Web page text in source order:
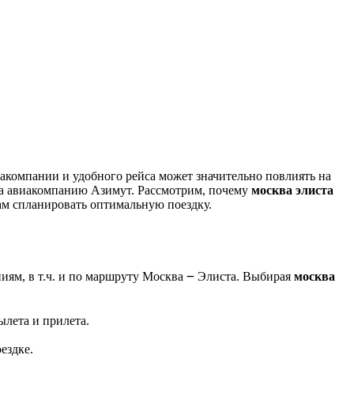
авиакомпанию Азимут. Рассмотрим, почему москва элиста
спланировать оптимальную поездку.
в т.ч. и по маршруту Москва ౼ Элиста. Выбирая москва
и прилета.